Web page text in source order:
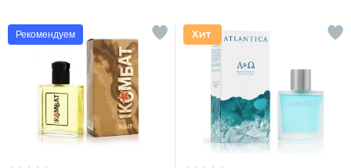
Рекомендуем